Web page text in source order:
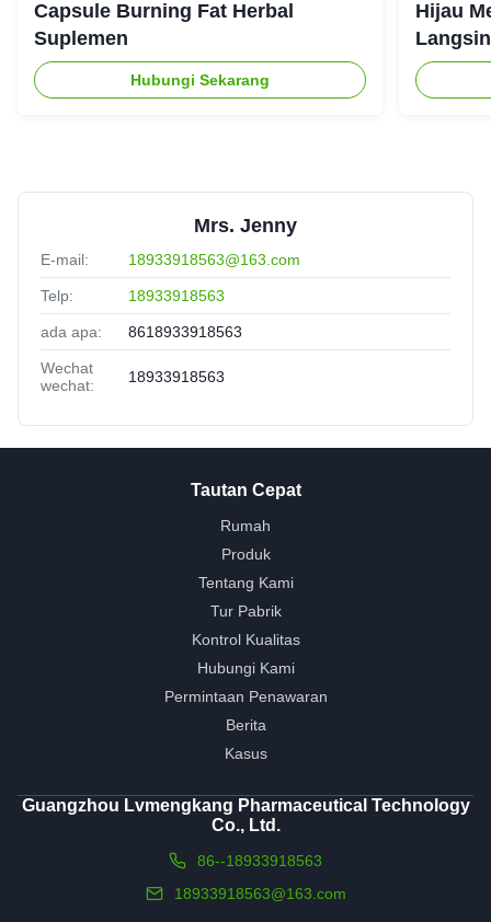
Capsule Burning Fat Herbal
Suplemen
Hubungi Sekarang
Hijau
Mrs. Jenny
E-mail: 18933918563@163.com
Telp: 18933918563
ada apa: 8618933918563
Wechat
wechat:
18933918563
Tautan Cepat
Rumah
Produk
Tentang Kami
Tur Pabrik
Kontrol Kualitas
Hubungi Kami
Permintaan Penawaran
Berita
Kasus
Guangzhou Lvmengkang Pharmaceutical Technology
Co., Ltd.
86--18933918563
18933918563@163.com